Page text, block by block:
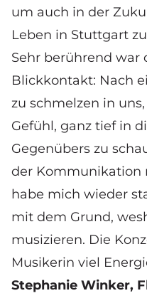
um auch in der
Leben in Stuttgart
Sehr berührend war
Blickkontakt: Nach
zu schmelzen in
Gefühl, ganz tief in
Gegenübers zu
der Kommunikation
habe mich wieder
mit dem Grund,
musizieren. Die
Musikerin viel
Stephanie Winker,